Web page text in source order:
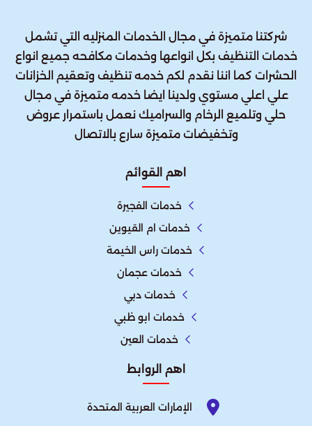
شركتنا متميزة في مجال الخدمات المنزليه التي تشمل
خدمات التنظيف بكل انواعها وخدمات مكافحه جميع انواع
الحشرات كما اننا نقدم لكم خدمه تنظيف وتعقيم الخزانات
علي اعلي مستوي ولدينا ايضا خدمه متميزة في مجال
حلي وتلميع الرخام والسراميك نعمل باستمرار عروض
وتخفيضات متميزة سارع بالاتصال
اهم القوائم
خدمات الفجيرة
خدمات ام القيوين
خدمات راس الخيمة
خدمات عجمان
خدمات دبي
خدمات ابو ظبي
خدمات العين
اهم الروابط
الإمارات العربية المتحدة​